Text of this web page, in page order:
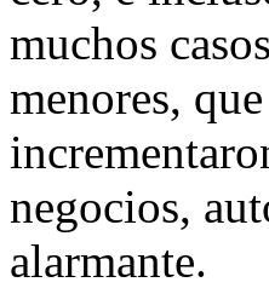
muchos
menores,
negocios,
alarmante.